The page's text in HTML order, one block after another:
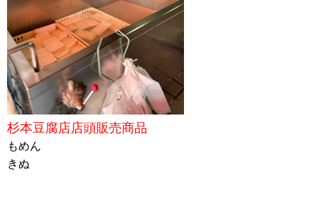
杉本豆腐店店頭販売商品
もめん
きぬ